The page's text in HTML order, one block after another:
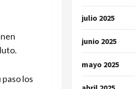
los
julio 2025
junio 2025
mayo 2025